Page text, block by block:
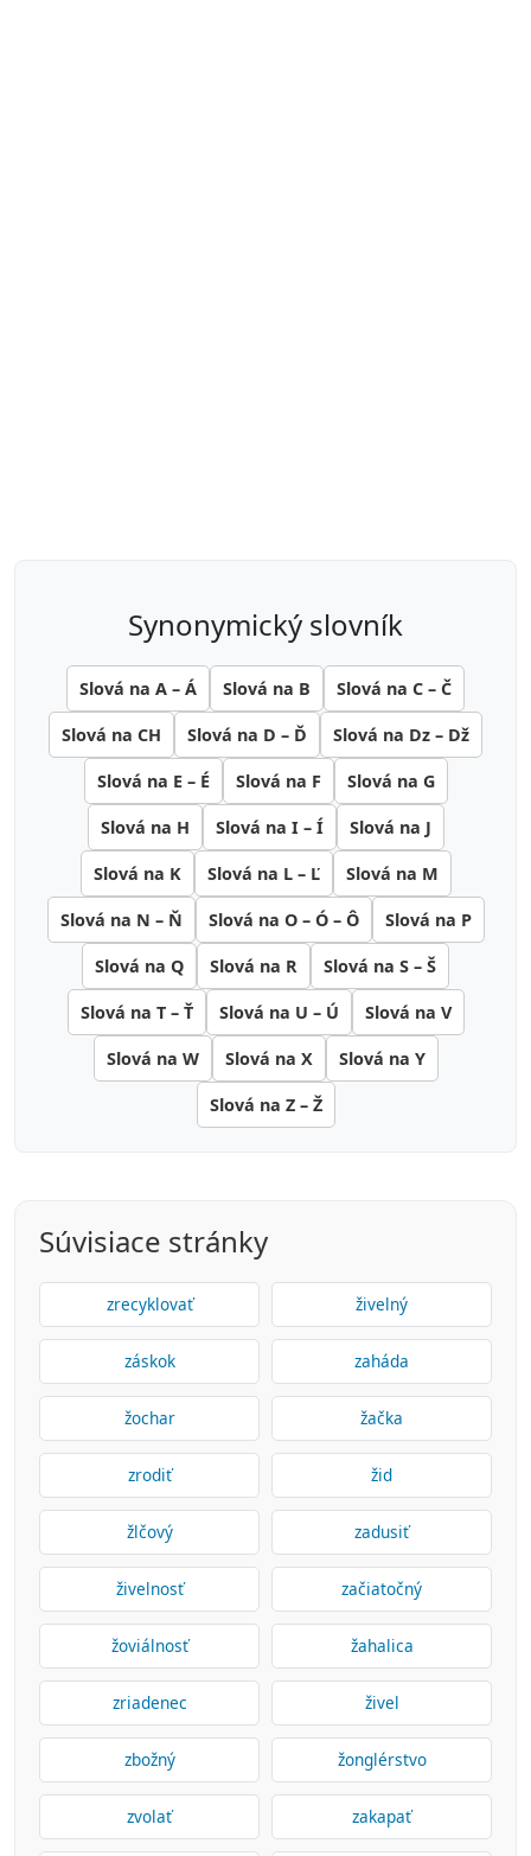
synonymický slovník
Slová na A – Á Slová na B Slová na C – Č
Slová na CH Slová na D – Ď Slová na Dz – Dž
Slová na E – É Slová na F Slová na G
Slová na H Slová na I – Í Slová na J
Slová na K Slová na L – Ľ Slová na M
Slová na N – Ň Slová na O – Ó – Ô Slová na P
Slová na Q Slová na R Slová na S – Š
Slová na T – Ť Slová na U – Ú Slová na V
Slová na W Slová na X Slová na Y
Slová na Z – Ž
Súvisiace stránky
zrecyklovať živelný
záskok zaháda
žochar žačka
zrodiť žid
žlčový zadusiť
živelnosť začiatočný
žoviálnosť žahalica
zriadenec živel
zbožný žonglérstvo
zvolať zakapať